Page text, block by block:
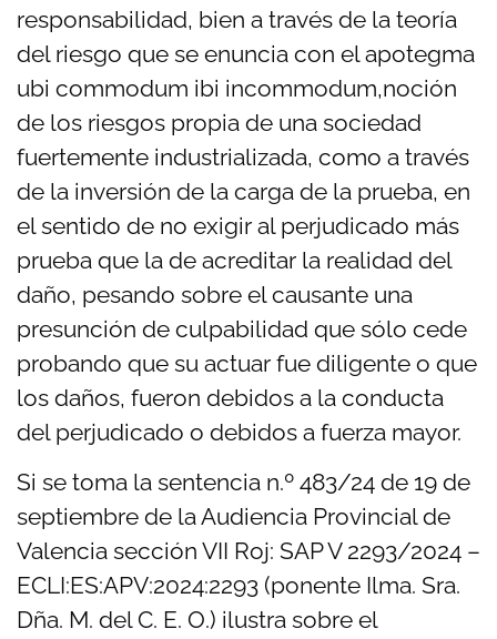
responsabilidad, bien a través de la teoría
del riesgo que se enuncia con el apotegma
ubi commodum ibi incommodum,noción
de los riesgos propia de una sociedad
fuertemente industrializada, como a través
de la inversión de la carga de la prueba, en
el sentido de no exigir al perjudicado más
prueba que la de acreditar la realidad del
daño, pesando sobre el causante una
presunción de culpabilidad que sólo cede
probando que su actuar fue diligente o que
los daños, fueron debidos a la conducta
del perjudicado o debidos a fuerza mayor.
Si se toma la sentencia n.º 483/24 de 19 de
septiembre de la Audiencia Provincialde
Valencia sección VII Roj: SAP V 2293/2024 –
ECLI:ES:APV:2024:2293 (ponente Ilma. Sra.
Dña. M. del C. E. O.) ilustra sobre el